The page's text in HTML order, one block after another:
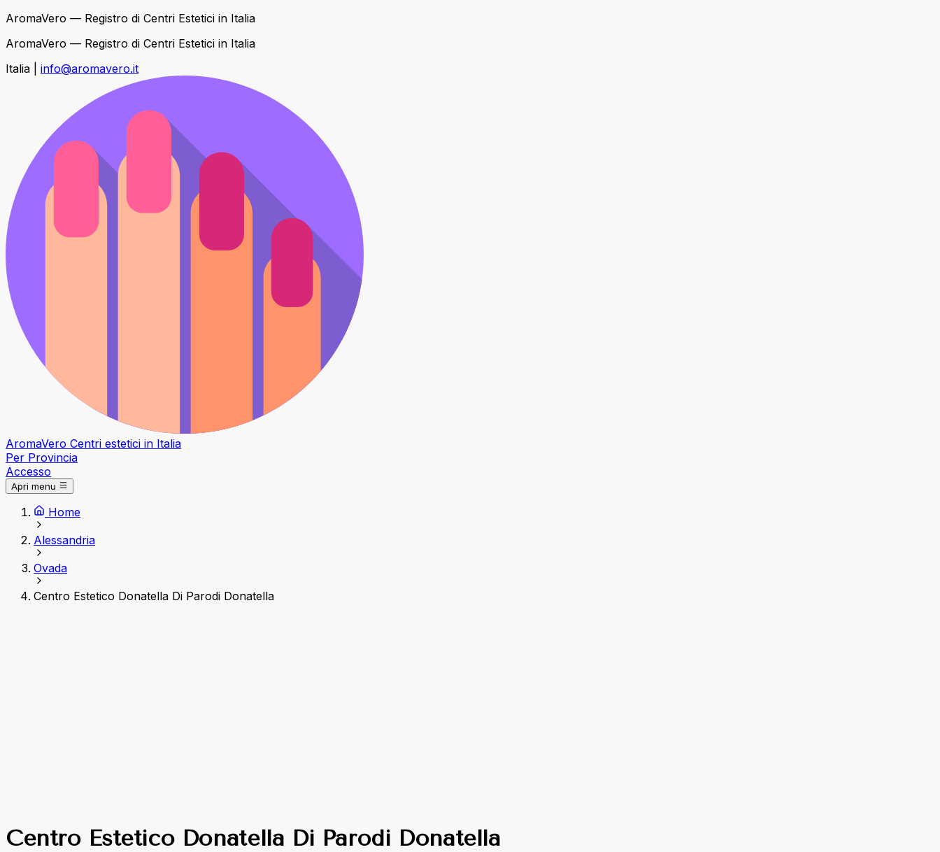
AromaVero — Registro di Centri Estetici in Italia
AromaVero — Registro di Centri Estetici in Italia
Italia
info@aromavero.it
AromaVero Centri estetici in Italia
Per Provincia
Accesso
Apri menu
Home
Alessandria
Ovada
Centro Estetico Donatella Di Parodi Donatella
Centro Estetico Donatella Di Parodi Donatella